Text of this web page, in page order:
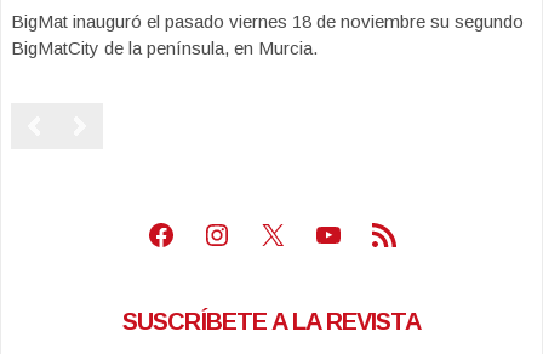
BigMat inauguró el pasado viernes 18 de noviembre su segundo
BigMatCity de la península, en Murcia.
Facebook
Instagram
X Youtube
Feed RSS
SUSCRÍBETE A LA REVISTA